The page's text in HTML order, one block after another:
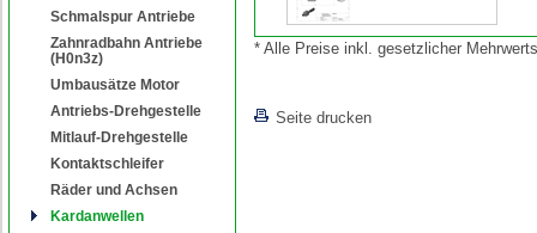
Schmalspur Antriebe
Zahnradbahn Antriebe
(H0n3z)
Umbausätze Motor
Antriebs-Drehgestelle
Mitlauf-Drehgestelle
Kontaktschleifer
Räder und Achsen
Kardanwellen
* Alle Preise inkl. gesetzlicher
Seite drucken